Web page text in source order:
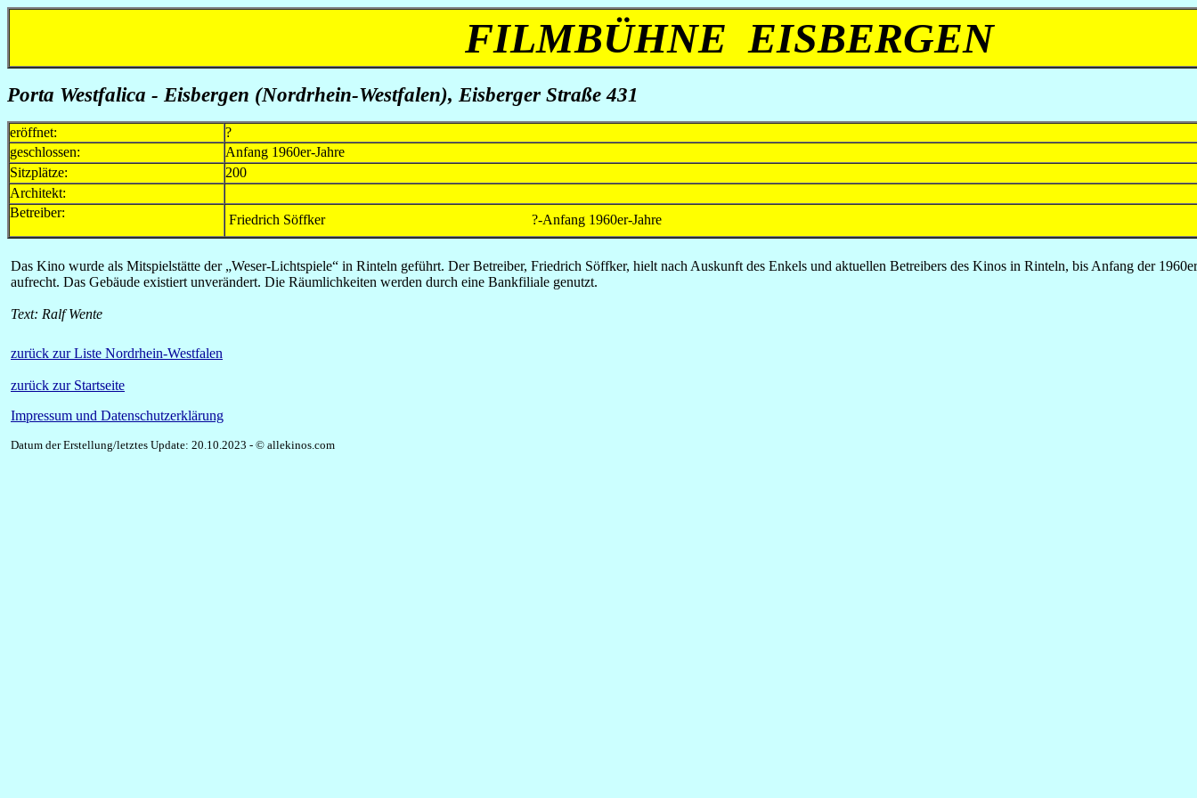
FILMBÜHNE EISBERGEN
Porta Westfalica - Eisbergen (Nordrhein-Westfalen), Eisberger Straße 431
eröffnet:
?
geschlossen:
Anfang 1960er-Jahre
Sitzplätze:
200
Architekt:
Betreiber:
Friedrich Söffker ?-Anfang 1960er-Jahre
Das Kino wurde als Mitspielstätte der „Weser-Lichtspiele“ in Rinteln geführt. Der Betreiber, Friedrich Söffker, hielt nach Auskunft des Enkels und aktuellen Betreibers des Kinos in Rinteln, bis Anfang der
aufrecht. Das Gebäude existiert unverändert. Die Räumlichkeiten werden durch eine Bankfiliale genutzt.
Text: Ralf Wente
zurück zur Liste Nordrhein-Westfalen
zurück zur Startseite
Impressum und Datenschutzerklärung
Datum der Erstellung/letztes Update: 20.10.2023 - © allekinos.com